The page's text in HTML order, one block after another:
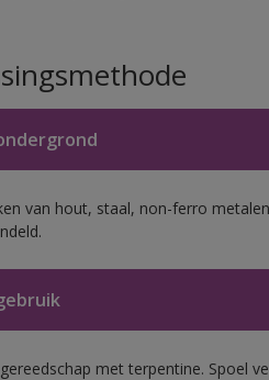
van hout, staal, non-ferro
gereedschap met terpentine. Spoel